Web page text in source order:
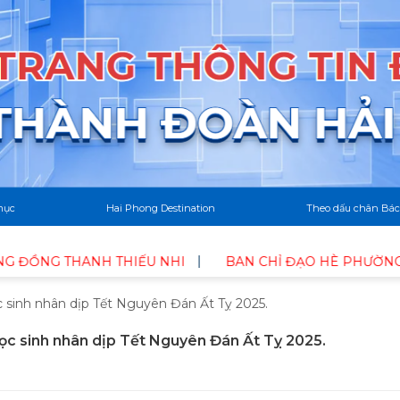
Hai Phong Destination Theo dấu chân Bác
NHI BAN CHỈ ĐẠO HÈ PHƯỜNG NAM ĐỒ SƠN
nhân dịp Tết Nguyên Đán Ất Tỵ 2025.
sinh nhân dịp Tết Nguyên Đán Ất Tỵ 2025.